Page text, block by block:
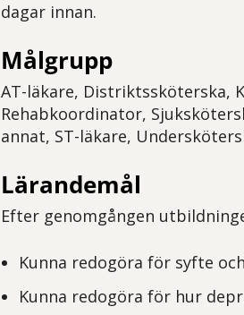
dagar innan.
Målgrupp
AT-läkare, Distriktssköterska,
Rehabkoordinator,
annat, ST-läkare,
Lärandemål
Efter genomgången
Kunna redogöra för syfte
Kunna redogöra för hur